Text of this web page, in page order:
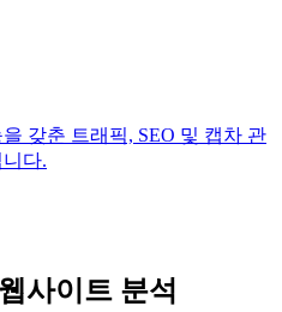
갖춘 트래픽, SEO 및 캡차 관
다.
사이트 분석